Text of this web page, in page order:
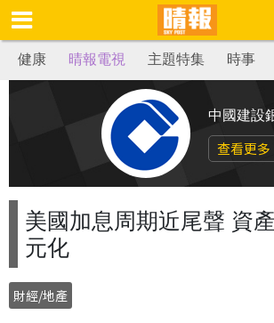
健康 晴報電視 主題特集 時事
中國建設
查看更多
美國加息周期近尾聲 資
元化
財經/地產